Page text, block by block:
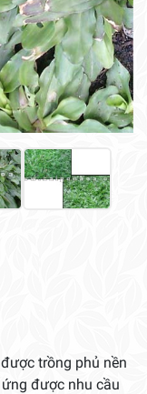
trồng phủ nền
được nhu cầu